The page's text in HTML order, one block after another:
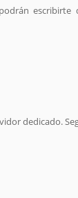
escribirte
dedicado.